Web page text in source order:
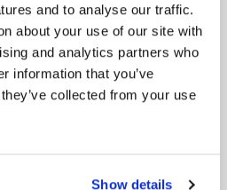
and to analyse our traffic.
about your use of our site with
and analytics partners who
information that you’ve
collected from your use
Show details